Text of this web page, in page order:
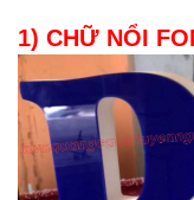
1) CHỮ NỔI